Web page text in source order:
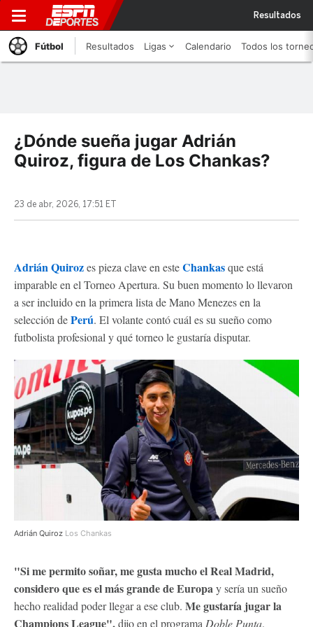
Resultados
Fútbol Resultados Ligas Calendario Todos los
¿Dónde sueña jugar Adrián
Quiroz, figura de Los Chankas?
23 de abr, 2026, 17:51 ET
Adrián Quirozes pieza clave en esteChankasque está
imparable en el Torneo Apertura. Su buen momento lo llevaron
a ser incluido en la primera lista de Mano Menezes en la
selección dePerú. El volante contó cuál es su sueño como
futbolista profesional y qué torneo le gustaría disputar.
Adrián Quiroz Los Chankas
"Si me permito soñar, me gusta mucho el Real Madrid,
considero que es el más grande de Europay sería un sueño
hecho realidad poder llegar a ese club. Me gustaría jugar la
Champions League",dijo en el programa Doble Punta.